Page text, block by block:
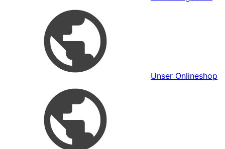
Unser Onlineshop